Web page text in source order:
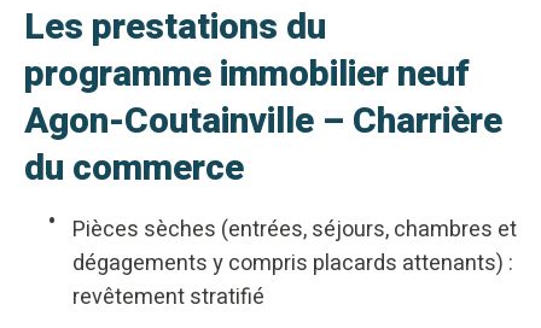
Les prestations du
programme immobilier neuf
Agon-Coutainville – Charrière
du commerce
Pièces sèches (entrées, séjours, chambres et
dégagements y compris placards attenants) :
revêtement stratifié